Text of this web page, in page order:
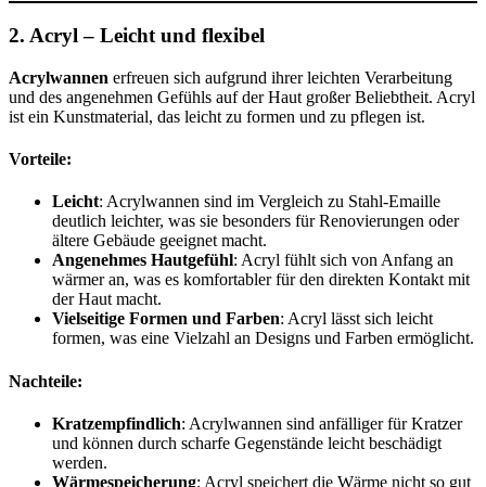
2. Acryl – Leicht und flexibel
Acrylwannen erfreuen sich aufgrund ihrer leichten Verarbeitung
und des angenehmen Gefühls auf der Haut großer Beliebtheit. Acryl
ist ein Kunstmaterial, das leicht zu formen und zu pflegen ist.
Vorteile:
Leicht: Acrylwannen sind im Vergleich zu Stahl-Emaille
deutlich leichter, was sie besonders für Renovierungen oder
ältere Gebäude geeignet macht.
Angenehmes Hautgefühl: Acryl fühlt sich von Anfang an
wärmer an, was es komfortabler für den direkten Kontakt mit
der Haut macht.
Vielseitige Formen und Farben: Acryl lässt sich leicht
formen, was eine Vielzahl an Designs und Farben ermöglicht.
Nachteile:
Kratzempfindlich: Acrylwannen sind anfälliger für Kratzer
und können durch scharfe Gegenstände leicht beschädigt
werden.
Wärmespeicherung: Acryl speichert die Wärme nicht so gut